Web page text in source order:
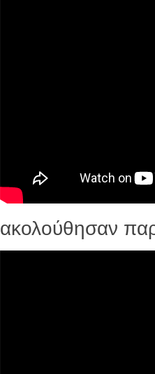
ακολούθησαν